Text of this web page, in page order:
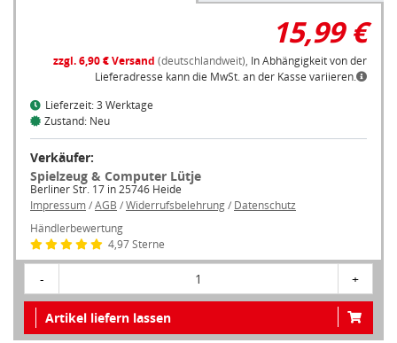
15,99 €
zzgl. 6,90 € Versand (deutschlandweit), In Abhängigkeit von der
Lieferadresse kann die MwSt. an der Kasse variieren.
Lieferzeit: 3 Werktage
Zustand: Neu
Verkäufer:
Spielzeug & Computer Lütje
Berliner Str. 17 in 25746 Heide
Impressum/AGB /Widerrufsbelehrung/ Datenschutz
Händlerbewertung
4,97 Sterne
- 1 +
Artikel liefern lassen